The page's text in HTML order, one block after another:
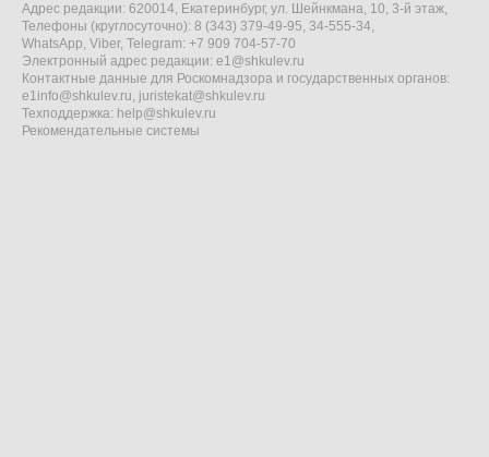
Адрес редакции: 620014, Екатеринбург, ул. Шейнкмана, 10, 3-й этаж,
Телефоны (круглосуточно): 8 (343) 379-49-95, 34-555-34,
WhatsApp, Viber, Telegram: +7 909 704-57-70
Электронный адрес редакции: e1@shkulev.ru
Контактные данные для Роскомнадзора и государственных органов:
e1info@shkulev.ru, juristekat@shkulev.ru
Техподдержка: help@shkulev.ru
Рекомендательные системы